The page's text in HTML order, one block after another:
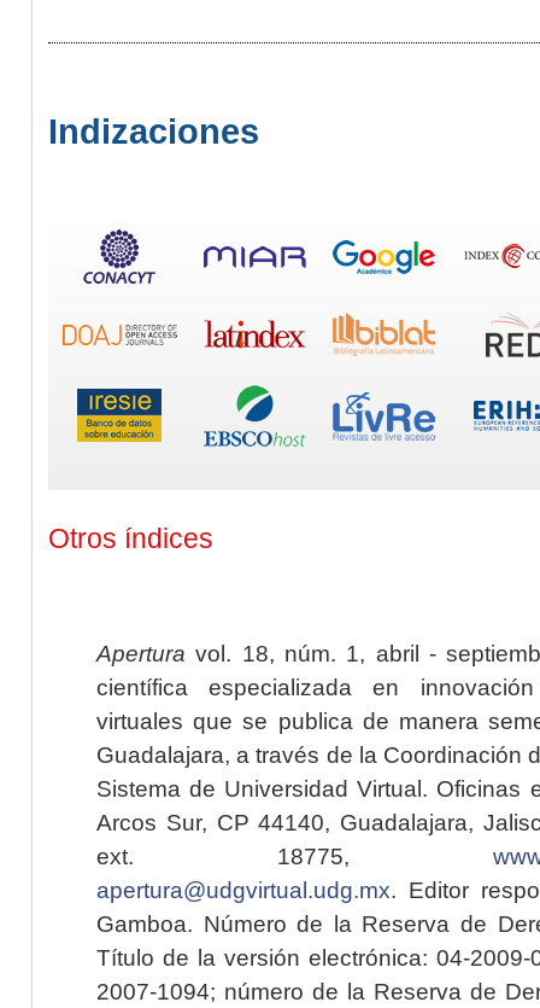
Indizaciones
Otros índices
Apertura vol. 18, núm. 1, abril -
científica especializada en
virtuales que se publica de manera
Guadalajara, a través de la Coordinación
Sistema de Universidad Virtual. Oficinas
Arcos Sur, CP 44140, Guadalajara,
ext. 18775,
apertura@udgvirtual.udg.mx. Editor
Gamboa. Número de la Reserva de
Título de la versión electrónica: 04-2009-
2007-1094; número de la Reserva de